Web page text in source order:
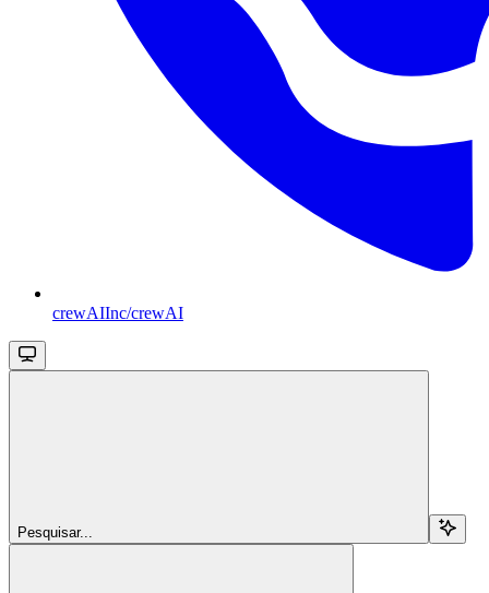
crewAIInc/crewAI
Pesquisar...